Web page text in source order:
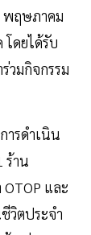
พฤษภาคม
ดยได้รับ
วมกิจกรรม
ารดำเนิน
ร้าน
และ
วิตประจำ